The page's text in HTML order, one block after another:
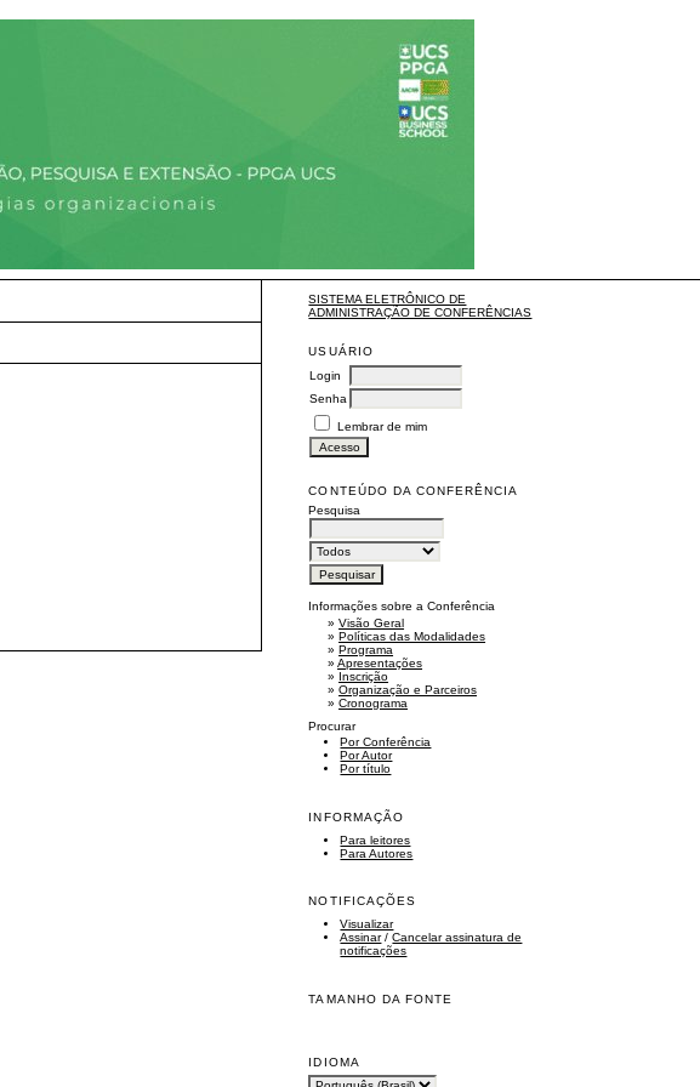
SISTEMA ELETRÔNICO DE
ADMINISTRAÇÃO DE CONFERÊNCIAS
USUÁRIO
Login
Senha
Lembrar de mim
CONTEÚDO DA CONFERÊNCIA
Pesquisa
Informações sobre a Conferência
»Visão Geral
»Políticas das Modalidades
»Programa
»Apresentações
» Inscrição
»Organização e Parceiros
»Cronograma
Procurar
Por Conferência
Por Autor
Por título
INFORMAÇÃO
Para leitores
Para Autores
NOTIFICAÇÕES
Visualizar
Assinar/Cancelar assinatura de
notificações
TAMANHO DA FONTE
IDIOMA